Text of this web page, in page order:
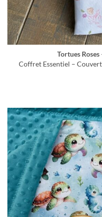
Tortues
Coffret Essentiel –